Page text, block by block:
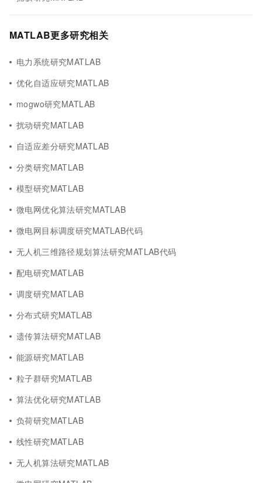
MATLAB更多研究相关
电力系统研究MATLAB
优化自适应研究MATLAB
mogwo研究MATLAB
扰动研究MATLAB
自适应差分研究MATLAB
分类研究MATLAB
模型研究MATLAB
微电网优化算法研究MATLAB
微电网目标调度研究MATLAB代码
无人机三维路径规划算法研究MATLAB代码
配电研究MATLAB
调度研究MATLAB
分布式研究MATLAB
遗传算法研究MATLAB
能源研究MATLAB
粒子群研究MATLAB
算法优化研究MATLAB
负荷研究MATLAB
线性研究MATLAB
无人机算法研究MATLAB